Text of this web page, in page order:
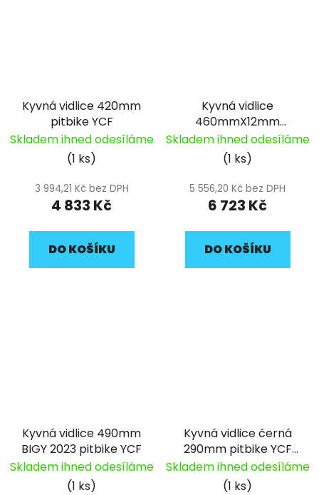
Kyvná vidlice 420mm
pitbike YCF
Skladem ihned odesíláme
(1 ks)
3 994,21 Kč bez DPH
4 833 Kč
DO KOŠÍKU
Kyvná vidlice
460mmX12mm
pitbike YCF
Skladem ihned odesíláme
(1 ks)
5 556,20 Kč bez DPH
6 723 Kč
DO KOŠÍKU
Kyvná vidlice 490mm
BIGY 2023 pitbike YCF
Skladem ihned odesíláme
(1 ks)
Kyvná vidlice černá
290mm pitbike YCF
50A
Skladem ihned odesíláme
(1 ks)